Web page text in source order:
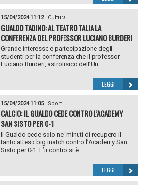
15/04/2024 11:12| Cultura
GUALDO TADINO: AL TEATRO TALIA LA
CONFERENZA DEL PROFESSOR LUCIANO BURDERI
Grande interesse e partecipazione degli
studenti per la conferenza che il professor
Luciano Burderi, astrofisico dell’Un...
LEGGI
15/04/2024 11:05| Sport
CALCIO: IL GUALDO CEDE CONTRO L’ACADEMY
SAN SISTO PER 0-1
Il Gualdo cede solo nei minuti di recupero il
tanto atteso big match contro l’Academy San
Sisto per 0-1. L’incontro si è...
LEGGI